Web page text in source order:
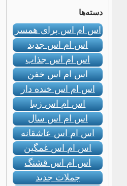
دسته‌ها
اس ام اس برای همسر
اس ام اس جدید
اس ام اس جذاب
اس ام اس خفن
اس ام اس خنده دار
اس ام اس زیبا
اس ام اس سال
اس ام اس عاشقانه
اس ام اس غمگین
اس ام اس قشنگ
جملات جدید